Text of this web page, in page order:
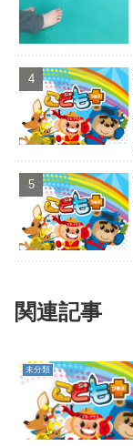
関連記事
未分類